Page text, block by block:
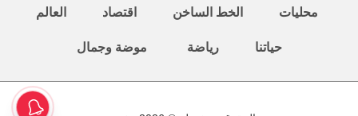
محليات الخط الساخن اقتصاد العالم
حياتنا رياضة موضة وجمال